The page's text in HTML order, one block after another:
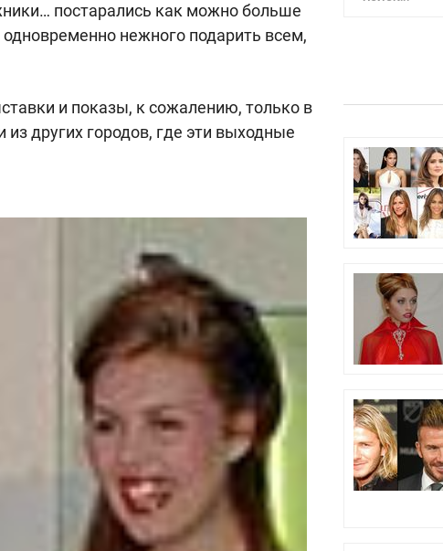
постарались как можно больше
одновременно нежного подарить всем,
и показы, к сожалению, только в
других городов, где эти выходные